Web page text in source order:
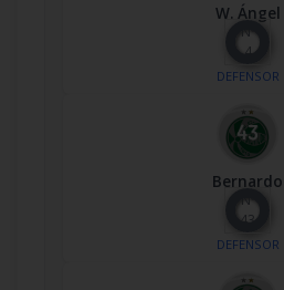
W. Ángel
Nº
4
DEFENSOR
Bernardo
Nº
43
DEFENSOR